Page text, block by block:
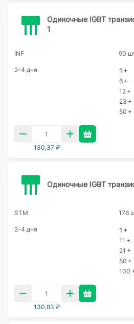
Одиночные IGBT
1
INF 90
2-4 дня 1 +
6 +
12 +
23 +
50 +
130,37 ₽
Одиночные IGBT
STM 176
2-4 дня 1 +
11 +
21 +
50 +
100
130,83 ₽